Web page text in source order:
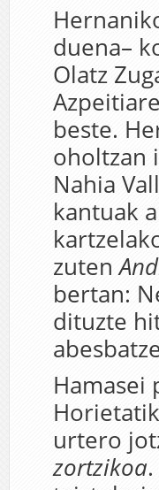
duena–
Olatz
beste.
oholtzan
Nahia
kantuak
zuten
bertan:
dituzte
Hamasei
urtero
zortzikoa